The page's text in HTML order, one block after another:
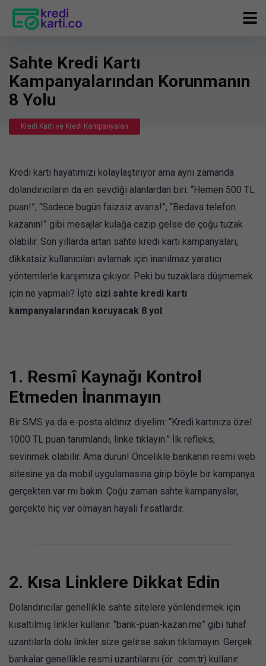
Sahte Kredi Kartı
Kampanyalarından Korunmanın
8 Yolu
Kredi Kartı ve Kredi Kampanyaları
Kredi kartı hayatımızı kolaylaştırıyor ama aynı zamanda
dolandırıcıların da en sevdiği alanlardan biri. “Hemen 500 TL
puan!”, “Sadece bugün faizsiz avans!”, “Bedava telefon
kazanın!” gibi mesajlar kulağa cazip gelse de çoğu tuzak
olabilir. Son yıllarda artan sahte kredi kartı kampanyaları,
dikkatsiz kullanıcıları avlamak için inanılmaz yaratıcı
yöntemlerle karşımıza çıkıyor. Peki bu tuzaklara düşmemek
için ne yapmalı? İşte sizi sahte kredi kartı
kampanyalarından koruyacak 8 yol:
1. Resmî Kaynağı Kontrol
Etmeden İnanmayın
Bir SMS ya da e-posta aldınız diyelim: “Kredi kartınıza özel
1000 TL puan tanımlandı, linke tıklayın.” İlk refleks,
sevinmek olabilir. Ama durun! Öncelikle bankanın resmi web
sitesine ya da mobil uygulamasına girip böyle bir kampanya
gerçekten var mı bakın. Çoğu zaman sahte kampanyalar,
gerçekte hiç var olmayan hayali fırsatlardır.
2. Kısa Linklere Dikkat Edin
Dolandırıcılar genellikle sahte sitelere yönlendirmek için
kısaltılmış linkler kullanır. “bank-puan-kazan.me” gibi tuhaf
uzantılarla dolu linkler size gelirse sakın tıklamayın. Gerçek
bankalar genellikle resmi uzantılarını (ör. .com.tr) kullanır.